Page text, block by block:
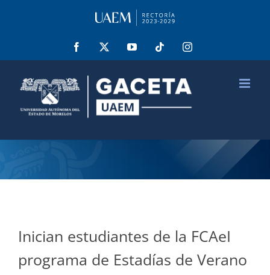
Facebook YouTube Tiktok Instagram
Inician estudiantes de la FCAeI
programa de Estadías de Verano